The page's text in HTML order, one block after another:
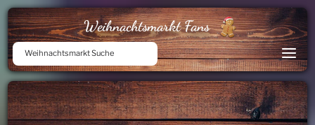
Weihnachtsmarkt Fans
Weihnachtsmarkt Suche